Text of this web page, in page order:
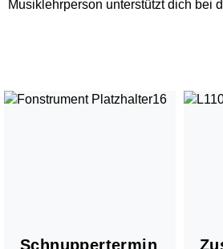
Musiklehrperson unterstützt dich bei
Schnuppertermin